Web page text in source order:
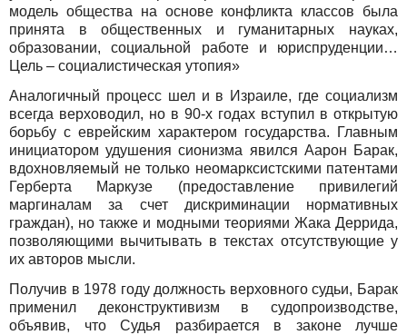
модель общества на основе конфликта классов была
принята в общественных и гуманитарных науках,
образовании, социальной работе и юриспруденции…
Цель – социалистическая утопия»
Аналогичный процесс шел и в Израиле, где социализм
всегда верховодил, но в 90-х годах вступил в открытую
борьбу с еврейским характером государства. Главным
инициатором удушения сионизма явился Аарон Барак,
вдохновляемый не только неомарксистскими патентами
Герберта Маркузе (предоставление привилегий
маргиналам за счет дискриминации нормативных
граждан), но также и модными теориями Жака Деррида,
позволяющими вычитывать в текстах отсутствующие у
их авторов мысли.
Получив в 1978 году должность верховного судьи, Барак
применил деконструктивизм в судопроизводстве,
объявив, что Судья разбирается в законе лучше